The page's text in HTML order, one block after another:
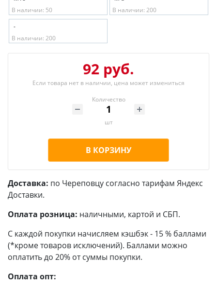
В наличии: 50
В наличии: 200
-
В наличии: 200
92 руб.
Если товара нет в наличии, цена может измениться
Количество
шт
В КОРЗИНУ
Доставка: по Череповцу согласно тарифам Яндекс
Доставки.
Оплата розница: наличными, картой и СБП.
С каждой покупки начисляем кэшбэк - 15 % баллами
(*кроме товаров исключений). Баллами можно
оплатить до 20% от суммы покупки.
Оплата опт: